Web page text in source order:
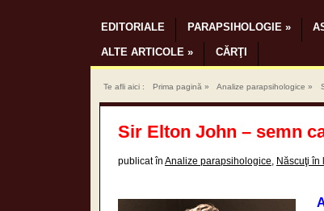
EDITORIALE PARAPSIHOLOGIE»
ALTE ARTICOLE » CĂRŢI
Te afli aici : Prima pagină » Analize parapsihologice »
Sir Elton John – semn
publicat în Analize parapsihologice Născuţi în